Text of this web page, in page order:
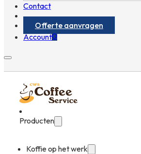
Contact
Offerte aanvragen
Account0
Producten
Koffie op het werk